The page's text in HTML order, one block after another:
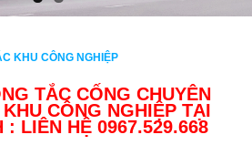
KHU CÔNG NGHIỆP
TẮC CỐNG CHUYÊN
CÔNG NGHIỆP TẠI
: LIÊN HỆ 0967.529.668